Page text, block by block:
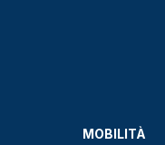
MOBILITÀ